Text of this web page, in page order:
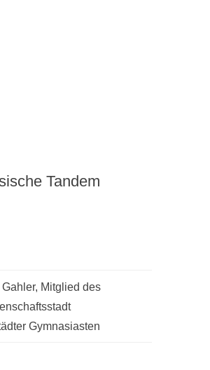
Tandem
Mitglied des
Gymnasiasten